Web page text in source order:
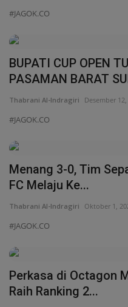
#JAGOK.CO
BUPATI CUP OPEN
PASAMAN BARAT
Thabrani Al-Indragiri Desember
#JAGOK.CO
Menang 3-0, Tim
FC Melaju Ke...
Thabrani Al-Indragiri Oktober 1,
#JAGOK.CO
Perkasa di Octagon
Raih Ranking 2...